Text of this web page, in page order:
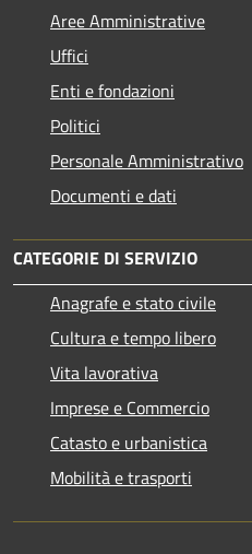
Aree Amministrative
Uffici
Enti e fondazioni
Politici
Personale Amministrativo
Documenti e dati
CATEGORIE DI SERVIZIO
Anagrafe e stato civile
Cultura e tempo libero
Vita lavorativa
Imprese e Commercio
Catasto e urbanistica
Mobilità e trasporti